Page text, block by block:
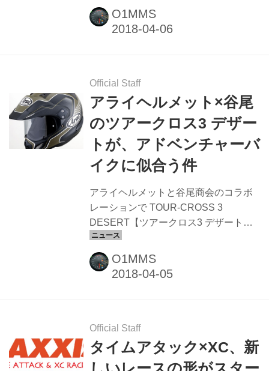
チケットが好評発売中です。 世界のト
ップライダーが集結する日本グランプ
す。 昨年まで11連覇を達成している絶
対王者、レプソルホンダチームのトニ
ー・ボウの他、トニー・ボウのチーム
メイト、2004年の世界チャンピオン、
フジガスこと藤波貴久、TRRSのマシ
ンを駆るアダム・ラガ、ガスガスのジ
ェロニ・ファハルド、ハイメ・ブス
ト、ベータのベテラン、アル...
O1MMS
Official Staff
アライヘルメット×谷尾
のツアークロス3 デザー
トが、アドベンチャーバ
イクに似合う件
アライヘルメットと谷尾商会のコラボ
レーションで TOUR-CROSS 3
DESERT【ツアークロス3 デザート】
が発売中です。 アライヘルメットのツ
アークロスは、シールド装着のオフロ
ードヘルメットとして多くのオフロー
ターミネータースタイルのオンロード
ヘルメットしても使用できる1個で3通
りに使えるヘルメットです。 林道に行
O1MMS
Official Staff
タイムアタック×XC、新